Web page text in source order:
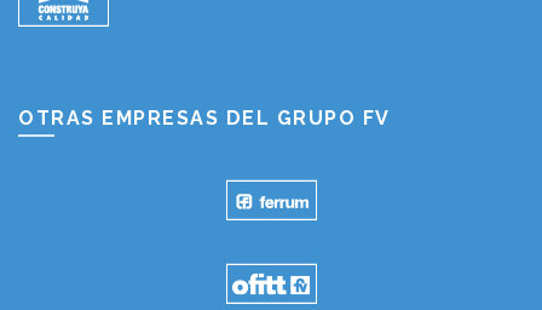
OTRAS EMPRESAS DEL GRUPO FV